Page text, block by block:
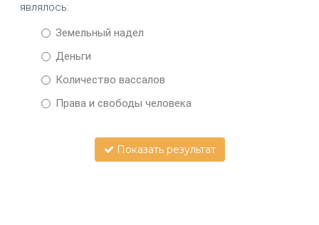
являлось:
Земельный надел
Деньги
Количество вассалов
Права и свободы человека
Показать результат